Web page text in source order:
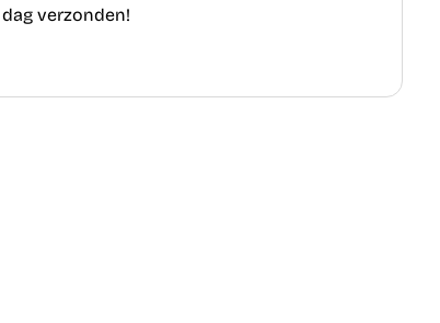
verzonden!